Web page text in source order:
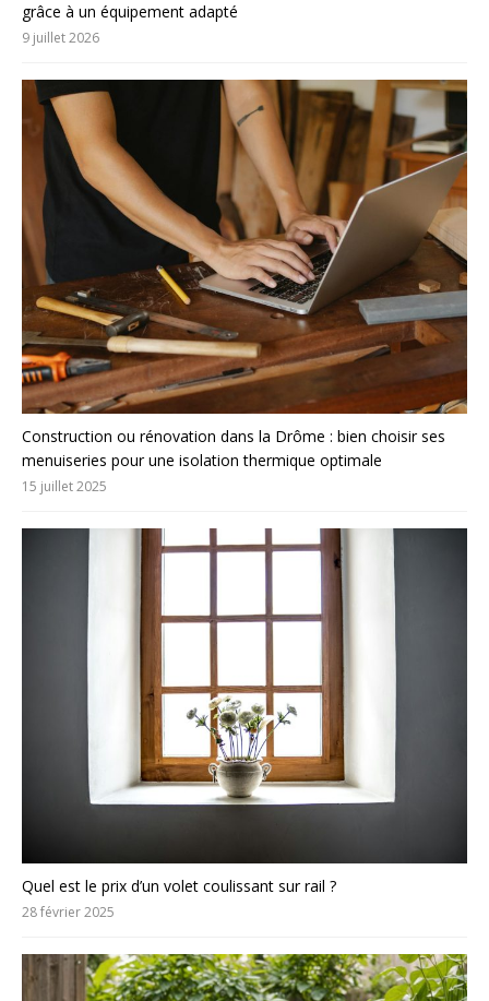
grâce à un équipement adapté
9 juillet 2026
Construction ou rénovation dans la Drôme : bien choisir ses
menuiseries pour une isolation thermique optimale
15 juillet 2025
Quel est le prix d’un volet coulissant sur rail ?
28 février 2025